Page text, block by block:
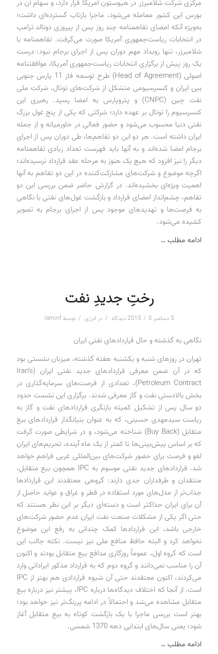
مرکزی شرکت شلامبرژر در هیوستون آمریکا قرار دارد، و سهام آن در
بورس این کشور معامله می‌شود، ماجرا بازتاب گسترده‌ای داشت؛
به‌ویژه آنکه امضای تفاهمنامه چند روز پس از پیروزی دونالد ترامپ
در انتخابات ریاست‌جمهوری آمریکا صورت می‌گرفت. تفاهمنامه با
شلامبرژر، تنها رویداد مهم دوران پس از اجرای برجام نبود: درست
یک روز پیش از برگزاری انتخابات ریاست‌جمهوری آمریکا، موافقتنامه
اصولی (Head of Agreement) طرح توسعه فاز 11 پارس جنوبی
بین ایران و کنسرسیومی متشکل از شرکت‌های توتال، شرکت ملی
نفت چین (CNPC) و پتروپارس به امضا رسید. رهبری این
کنسرسیوم را توتال بر عهده دارد؛ شرکتی که یکی از پنج غول بزرگ
نفتی دنیا محسوب می‌شود و حضور فعالی در خاورمیانه و از جمله
ایران داشته است. هر دو این دو تفاهم‌ها، طی دوران پس از اجرای
برجام امضا شده‌اند و به آنها باید فهرست تعداد زیادی تفاهمنامه
دیگر را نیز افزود که هیچ یک هنوز به مرحله عقد قرارداد نرسیده‌اند؛
اگرچه موضوع و شرکت‌های مشارکت‌کننده در این دو تفاهم به آنها
اهمیت ویژه‌ای بخشیده‌اند. در گزارش حاضر ضمن بررسی این دو
تفاهم، چشم‌انداز امضای قرارداد و بازگشت غول‌های نفتی با نگاهی
به فرصت‌ها و تهدیدهای موجود پس از اجرای برجام به تصویر
کشیده می‌شود.
ادامه مطلب …
رختِ جدیدِ نفت
5 دسامبر 2015 / 0 دیدگاه / در انرژی / توسطraminf
نگاهی به گذشته و حال قراردادهای نفتی ایران
تهران در روزهای شنبه و یکشنبه هفته گذشته، میزبان نشستی بود
که در آن ضمن معرفی قراردادهای جدید نفتی ایران (Iran’s
Petroleum Contract)، تعدادی از فرصت‌های سرمایه‌گذاری در
بخش بالادستی نفت و گاز معرفی شدند. برگزاری این نشست حدود
دو سال پس از تشکیل کمیته بازنگری قراردادهای نفت و گاز به
ریاست سیدمهدی حسینی، که به عنوان بنیانگذار قراردادهای بیع
متقابل (Buy Back) شناخته می‌شود، و در شرایطی صورت گرفت
که بر اساس پیش‌بینی‌ها تا کمتر از یک ماه آینده، تحریم‌های ایران
لغو و فرصت برای حضور شرکت‌های بین‌المللی غربی فراهم خواهد
شد. قراردادهای جدید نفتی موسوم به IPC همچون بیع متقابل،
منتقدان و طرفداران جدی دارند: گروهی معتقدند این قراردادها
جذاب‌تر از مدل‌های مورد استفاده در قطر و عراق و عواید حاصل از
آن برای ایران حداکثر است و دسته‌ای دیگر بر این نظر هستند که
حتی اگر یکی از مشکلات صنعت نفت ایران عدم حضور شرکت‌های
خارجی باشد، این قراردادها کمک چندانی به رفع این موضوع
نخواهد کرد و البته حافظ منافع ملی نیز نیست. نکته جالب این
است که گروه اول، عموماً روزگاری مدافع بیع متقابل بودند و اکنون
آن را مناسب نمی‌دانند و گروه دوم که به قرارداد مذکور ایراداتی وارد
می‌کردند، اکنون معتقدند حتی آن شیوه قراردادی هم بهتر از IPC
است. از آنجا که اختلاف دیدگاه‌ها درباره IPC، پیشتر نیز درباره بیع
متقابل مشاهده می‌شد و احتمالاً در ادامه پررنگ‌تر نیز خواهد بود؛
بهتر است بررسی ماجرا با یک بازگشت کوتاه به بیع متقابل آغاز
شود؛ یعنی سال‌های ابتدایی دهه 1370 شمسی.
ادامه مطلب …